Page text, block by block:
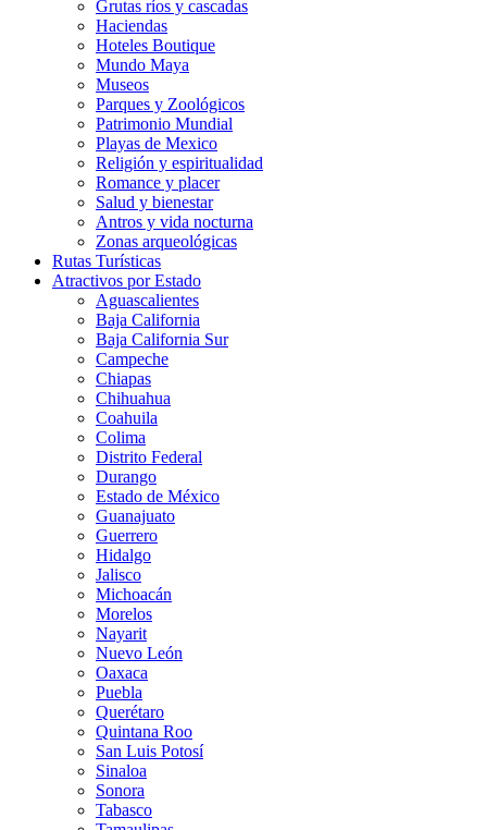
Grutas ríos y cascadas
Haciendas
Hoteles Boutique
Mundo Maya
Museos
Parques y Zoológicos
Patrimonio Mundial
Playas de Mexico
Religión y espiritualidad
Romance y placer
Salud y bienestar
Antros y vida nocturna
Zonas arqueológicas
Rutas Turísticas
Atractivos por Estado
Aguascalientes
Baja California
Baja California Sur
Campeche
Chiapas
Chihuahua
Coahuila
Colima
Distrito Federal
Durango
Estado de México
Guanajuato
Guerrero
Hidalgo
Jalisco
Michoacán
Morelos
Nayarit
Nuevo León
Oaxaca
Puebla
Querétaro
Quintana Roo
San Luis Potosí
Sinaloa
Sonora
Tabasco